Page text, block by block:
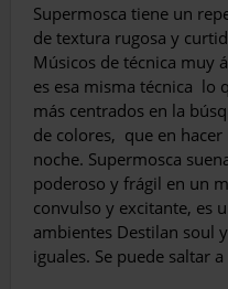
Supermosca tiene un
de textura rugosa y
Músicos de técnica muy
es esa misma técnica lo
más centrados en la
de colores, que en
noche. Supermosca
poderoso y frágil en un
convulso y excitante, es
ambientes Destilan soul
iguales. Se puede saltar